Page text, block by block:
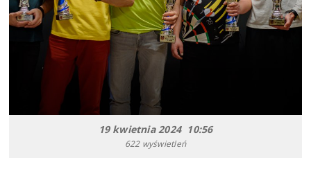
19 kwietnia 2024 10:56
622 wyświetleń